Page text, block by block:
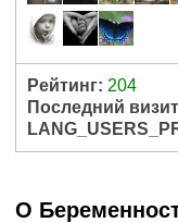
Рейтинг: 204
Последний
О